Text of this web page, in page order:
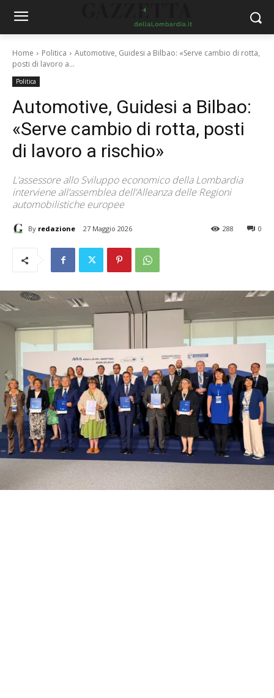
Home Politica
Automotive, Guidesi a Bilbao: «Serve cambio di rotta,
posti di lavoro a...
Politica
Automotive, Guidesi a Bilbao:
«Serve cambio di rotta, posti
di lavoro a rischio»
L’assessore allo Sviluppo economico della Lombardia
interviene all’assemblea dell’Alleanza delle Regioni
automobilistiche europee
By redazione 27 Maggio 2026 0
288